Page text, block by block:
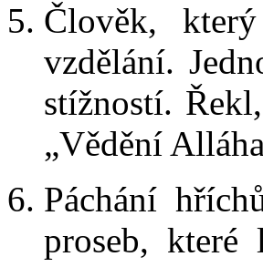
Člověk,
vzdělání.
stížností.
„Vědění
Páchání
proseb,